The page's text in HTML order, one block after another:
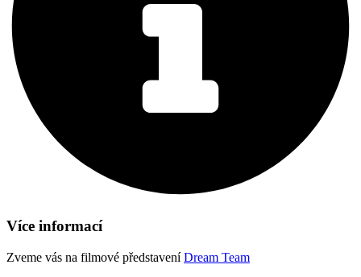
Více informací
Zveme vás na filmové představeníDream Team